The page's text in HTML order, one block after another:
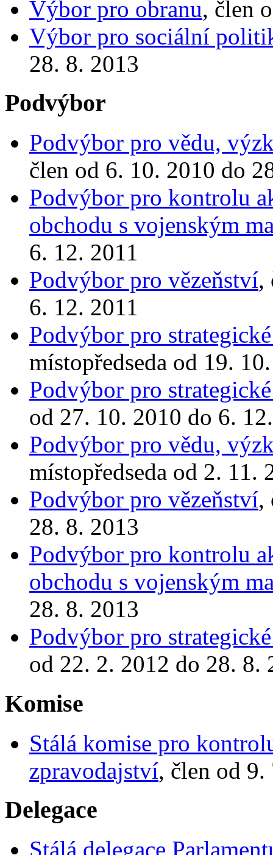
Výbor pro obranu, člen
Výbor pro sociální
28. 8. 2013
Podvýbor
Podvýbor pro vědu,
člen od 6. 10. 2010 do
Podvýbor pro kontrolu
obchodu s vojenským
6. 12. 2011
Podvýbor pro vězeňství,
6. 12. 2011
Podvýbor pro
místopředseda od 19.
Podvýbor pro
od 27. 10. 2010 do 6.
Podvýbor pro vědu,
místopředseda od 2. 11.
Podvýbor pro vězeňství,
28. 8. 2013
Podvýbor pro kontrolu
obchodu s vojenským
28. 8. 2013
Podvýbor pro
od 22. 2. 2012 do 28. 8.
Komise
Stálá komise pro
zpravodajství, člen od
Delegace
Stálá delegace